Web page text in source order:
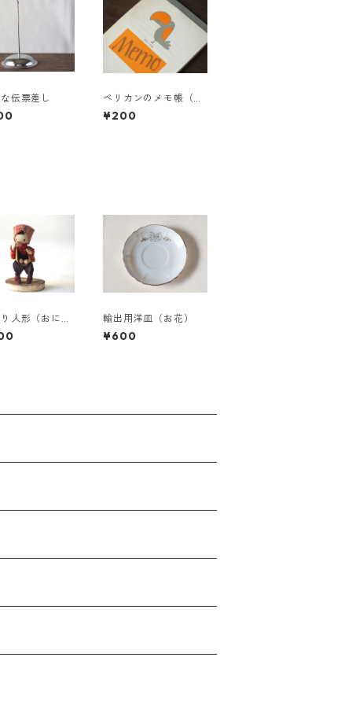
伝票差し
ペリカンのメモ帳（デ
ッドストック）
¥200
人形（おにぎ 輸出用洋皿（お花）
¥600